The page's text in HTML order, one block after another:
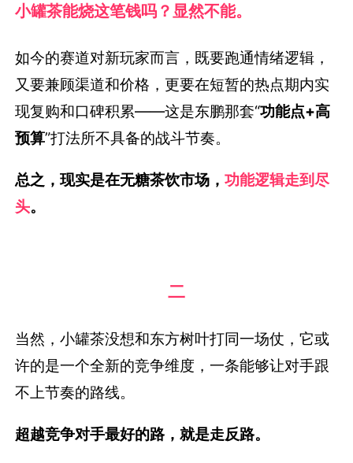
小罐茶能烧这笔钱吗？显然不能。
如今的赛道对新玩家而言，既要跑通情绪逻辑，
又要兼顾渠道和价格，更要在短暂的热点期内实
现复购和口碑积累——这是东鹏那套“功能点+高
预算”打法所不具备的战斗节奏。
总之，现实是在无糖茶饮市场，功能逻辑走到尽
头。
二
当然，小罐茶没想和东方树叶打同一场仗，它或
许的是一个全新的竞争维度，一条能够让对手跟
不上节奏的路线。
超越竞争对手最好的路，就是走反路。